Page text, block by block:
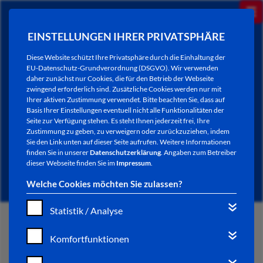
EINSTELLUNGEN IHRER PRIVATSPHÄRE
Diese Website schützt Ihre Privatsphäre durch die Einhaltung der
EU-Datenschutz-Grundverordnung (DSGVO). Wir verwenden
daher zunächst nur Cookies, die für den Betrieb der Webseite
zwingend erforderlich sind. Zusätzliche Cookies werden nur mit
Ihrer aktiven Zustimmung verwendet. Bitte beachten Sie, dass auf
Basis Ihrer Einstellungen eventuell nicht alle Funktionalitäten der
Seite zur Verfügung stehen. Es steht Ihnen jederzeit frei, Ihre
Zustimmung zu geben, zu verweigern oder zurückzuziehen, indem
Sie den Link unten auf dieser Seite aufrufen. Weitere Informationen
finden Sie in unsererDatenschutzerklärung. Angaben zum Betreiber
dieser Webseite finden Sie im Impressum.
Welche Cookies möchten Sie zulassen?
Statistik / Analyse
Komfortfunktionen
NEWSLETTER / CITY LETTER
START